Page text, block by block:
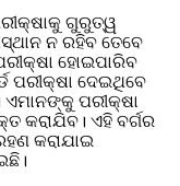
ଗୁରୁତ୍ୱ
ନ ରହିବ ତେବେ
ହୋଇପାରିବ
ପରୀକ୍ଷା ଦେଇଥିବେ
ପରୀକ୍ଷା
କରାଯିବ। ଏହି ବର୍ଗର
କରାଯାଇ